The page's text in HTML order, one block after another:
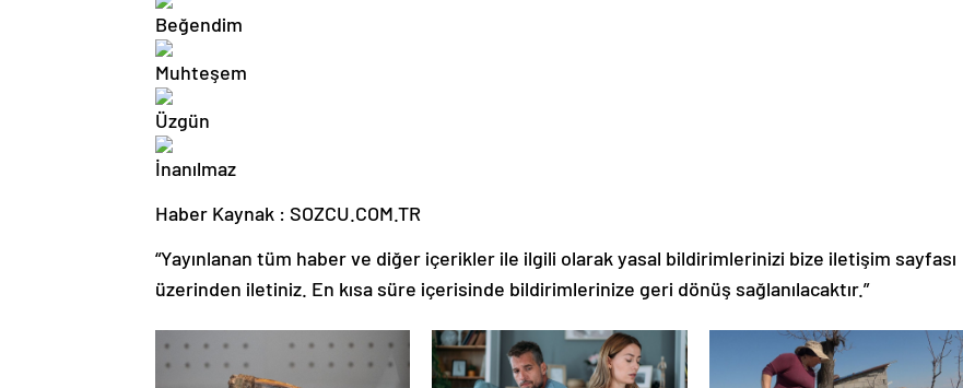
Haber Kaynak : SOZCU.COM.TR
“Yayınlanan tüm haber ve diğer içerikler ile ilgili olarak yasal bildirimlerinizi bize iletişim sayfası
üzerinden iletiniz. En kısa süre içerisinde bildirimlerinize geri dönüş sağlanılacaktır.”